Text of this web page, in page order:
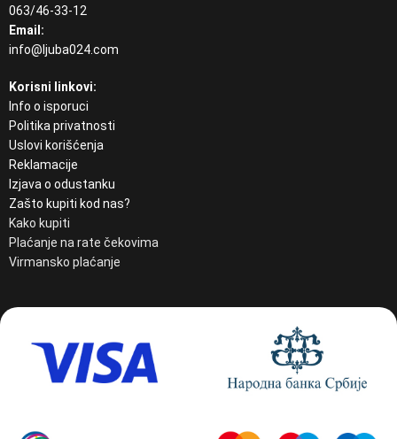
063/46-33-12
Email:
info@ljuba024.com
Korisni linkovi:
Info o isporuci
Politika privatnosti
Uslovi korišćenja
Reklamacije
Izjava o odustanku
Zašto kupiti kod nas?
Kako kupiti
Plaćanje na rate čekovima
Virmansko plaćanje